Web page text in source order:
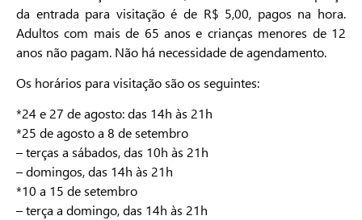
da entrada para visitação é de R$ 5,00, pagos na hora.
Adultos com mais de 65 anos e crianças menores de 12
anos não pagam. Não há necessidade de agendamento.
Os horários para visitação são os seguintes:
*24 e 27 de agosto: das 14h às 21h
*25 de agosto a 8 de setembro
– terças a sábados, das 10h às 21h
– domingos, das 14h às 21h
*10 a 15 de setembro
– terça a domingo, das 14h às 21h